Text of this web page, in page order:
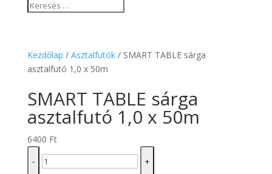
Kezdőlap / Asztalfutók/ SMART TABLE sárga
asztalfutó 1,0 x 50m
SMART TABLE sárga
asztalfutó 1,0 x 50m
6400 Ft
-
SMART
TABLE
+